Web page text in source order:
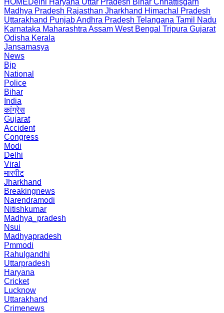
HOMEDelhi Haryana Uttar Pradesh Bihar Chhattisgarh
Madhya Pradesh Rajasthan Jharkhand Himachal Pradesh
Uttarakhand PunjabAndhra Pradesh Telangana Tamil Nadu
Karnataka Maharashtra Assam West Bengal Tripura Gujarat
Odisha Kerala
Jansamasya
News
Bjp
National
Police
Bihar
India
कांग्रेस
Gujarat
Accident
Congress
Modi
Delhi
Viral
मारपीट
Jharkhand
Breakingnews
Narendramodi
Nitishkumar
Madhya_pradesh
Nsui
Madhyapradesh
Pmmodi
Rahulgandhi
Uttarpradesh
Haryana
Cricket
Lucknow
Uttarakhand
Crimenews